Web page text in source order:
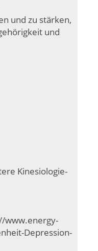
und zu stärken,
und
Kinesiologie-
www.energy-
Depression-